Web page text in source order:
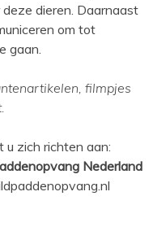
dieren. Daarnaast
om tot
gaan.
filmpjes
u zich richten aan:
Nederland